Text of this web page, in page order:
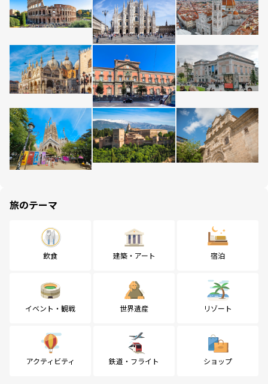
旅のテーマ
飲食 建築・アート 宿泊
イベント・観戦 世界遺産 リゾート
アクティビティ 鉄道・フライト ショップ